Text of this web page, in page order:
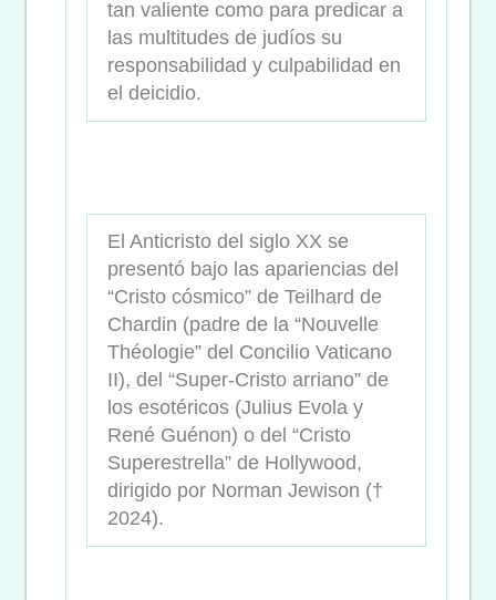
tan valiente como para predicar a
las multitudes de judíos su
responsabilidad y culpabilidad en
el deicidio.
El Anticristo del siglo XX se
presentó bajo las apariencias del
“Cristo cósmico” de Teilhard de
Chardin (padre de la “Nouvelle
Théologie” del Concilio Vaticano
II), del “Super-Cristo arriano” de
los esotéricos (Julius Evola y
René Guénon) o del “Cristo
Superestrella” de Hollywood,
dirigido por Norman Jewison (†
2024).